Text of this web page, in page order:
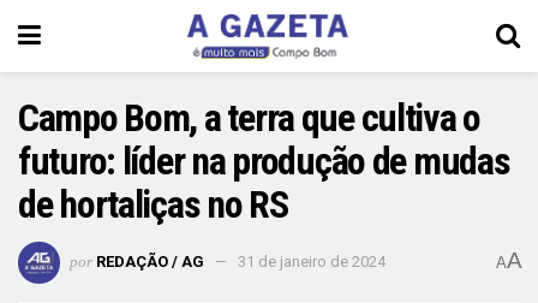
Campo Bom, a terra que cultiva o
futuro: líder na produção de mudas
de hortaliças no RS
por REDAÇÃO / AG 31 de janeiro de 2024 AA